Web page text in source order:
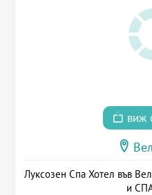
виж
Луксозен Спа Хотел във
и